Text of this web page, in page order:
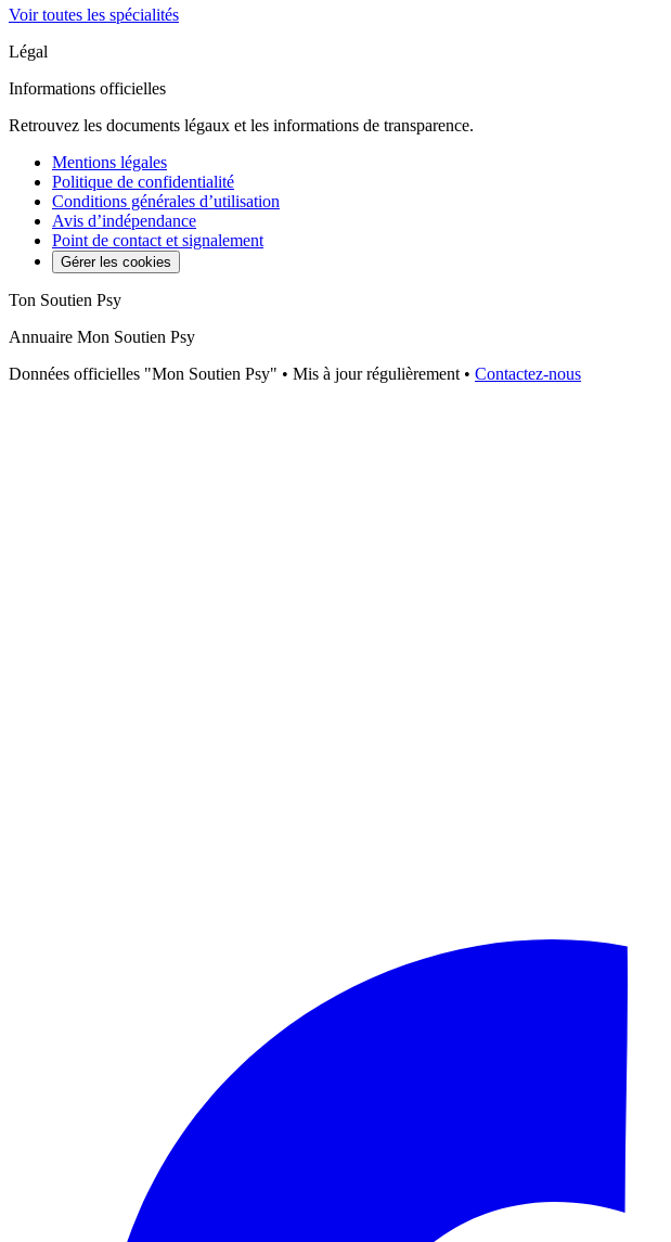
Voir toutes les spécialités
Légal
Informations officielles
Retrouvez les documents légaux et les informations de transparence.
Mentions légales
Politique de confidentialité
Conditions générales d’utilisation
Avis d’indépendance
Point de contact et signalement
Gérer les cookies
Ton Soutien Psy
Annuaire Mon Soutien Psy
Données officielles "Mon Soutien Psy" • Mis à jour régulièrement • Contactez-nous